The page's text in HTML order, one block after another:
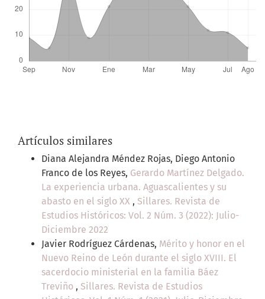
Artículos similares
Diana Alejandra Méndez Rojas, Diego Antonio
Franco de los Reyes, Gerardo Martínez Delgado.
La experiencia urbana. Aguascalientes y su
abasto en el siglo XX , Sillares. Revista de
Estudios Históricos: Vol. 2 Núm. 3 (2022): Julio-
Diciembre 2022
Javier Rodríguez Cárdenas, Mérito y honor en el
Nuevo Reino de León durante el siglo XVIII. El
sacerdocio ministerial en la familia Báez
Treviño , Sillares. Revista de Estudios